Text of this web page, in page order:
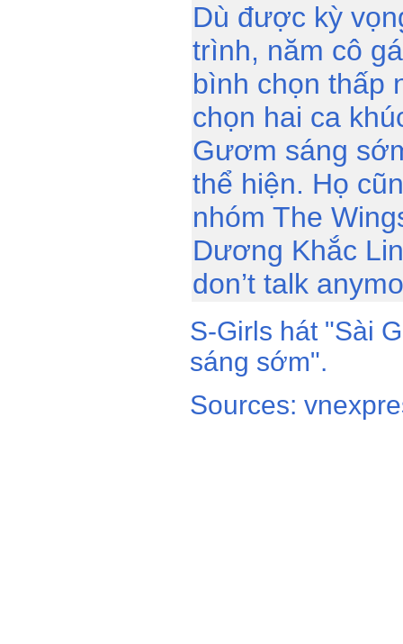
Dù được kỳ
trình, năm cô
bình chọn thấp
chọn hai ca
Gươm sáng
thể hiện. Họ
nhóm The
Dương Khắc
don’t talk
S-Girls hát "Sài
sáng sớm".
Sources: